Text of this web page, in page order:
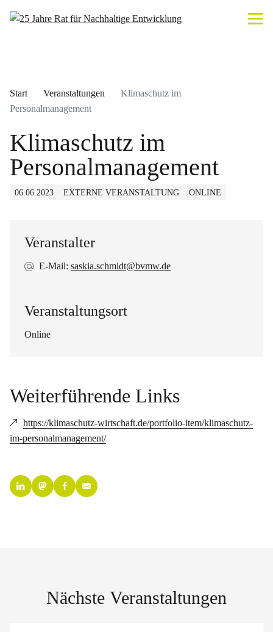
Start Veranstaltungen
Klimaschutz im
Personalmanagement
Klimaschutz im
Personalmanagement
06.06.2023 EXTERNE VERANSTALTUNG ONLINE
Veranstalter
E-Mail: saskia.schmidt@bvmw.de
Veranstaltungsort
Online
Weiterführende Links
https://klimaschutz-wirtschaft.de/portfolio-item/klimaschutz-
im-personalmanagement/
Nächste Veranstaltungen